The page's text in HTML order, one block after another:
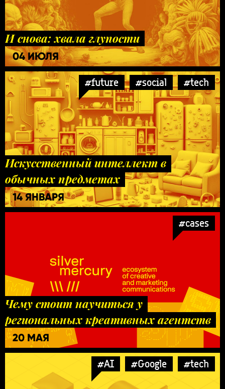
И снова: хвала глупости
04 ИЮЛЯ
#future #social #tech
Искусственный интеллект в
обычных предметах
14 ЯНВАРЯ
#cases
Чему стоит научиться у
региональных креативных агентств
20 МАЯ
#AI #Google #tech